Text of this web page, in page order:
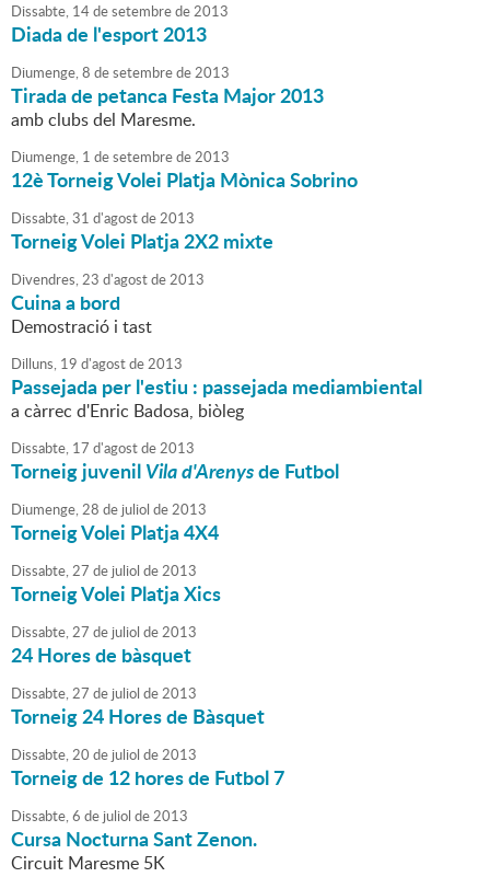
Dissabte, 14desetembrede2013
Diada de l'esport 2013
Diumenge,8 desetembrede2013
Tirada de petanca Festa Major 2013
amb clubs del Maresme.
Diumenge, 1 desetembrede2013
12è Torneig Volei Platja Mònica Sobrino
Dissabte,31 d'agostde2013
Torneig Volei Platja 2X2 mixte
Divendres,23 d'agostde2013
Cuina a bord
Demostració i tast
Dilluns, 19 d'agostde2013
Passejada per l'estiu : passejada mediambiental
a càrrec d'Enric Badosa, biòleg
Dissabte, 17 d'agostde2013
Torneig juvenilVila d'Arenysde Futbol
Diumenge,28 de juliol de2013
Torneig Volei Platja 4X4
Dissabte,27 de juliol de2013
Torneig Volei Platja Xics
Dissabte,27 de juliol de2013
24 Hores de bàsquet
Dissabte,27 de juliol de2013
Torneig 24 Hores de Bàsquet
Dissabte,20 de juliol de2013
Torneig de 12 hores de Futbol 7
Dissabte,6 de juliol de2013
Cursa Nocturna Sant Zenon.
Circuit Maresme 5K